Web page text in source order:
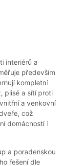
interiérů a
především
kompletní
plisé a sítí proti
a venkovní
což
domácností i
a poradenskou
řešení dle